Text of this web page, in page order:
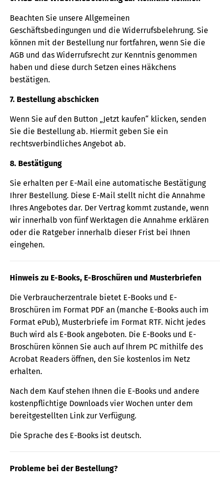
Beachten Sie unsere Allgemeinen
Geschäftsbedingungen und die Widerrufsbelehrung. Sie
können mit der Bestellung nur fortfahren, wenn Sie die
AGB und das Widerrufsrecht zur Kenntnis genommen
haben und diese durch Setzen eines Häkchens
bestätigen.
7. Bestellung abschicken
Wenn Sie auf den Button „Jetzt kaufen“ klicken, senden
Sie die Bestellung ab. Hiermit geben Sie ein
rechtsverbindliches Angebot ab.
8. Bestätigung
Sie erhalten per E-Mail eine automatische Bestätigung
Ihrer Bestellung. Diese E-Mail stellt nicht die Annahme
Ihres Angebotes dar. Der Vertrag kommt zustande, wenn
wir innerhalb von fünf Werktagen die Annahme erklären
oder die Ratgeber innerhalb dieser Frist bei Ihnen
eingehen.
Hinweis zu E-Books, E-Broschüren und Musterbriefen
Die Verbraucherzentrale bietet E-Books und E-
Broschüren im Format PDF an (manche E-Books auch im
Format ePub), Musterbriefe im Format RTF. Nicht jedes
Buch wird als E-Book angeboten. Die E-Books und E-
Broschüren können Sie auch auf Ihrem PC mithilfe des
Acrobat Readers öffnen, den Sie kostenlos im Netz
erhalten.
Nach dem Kauf stehen Ihnen die E-Books und andere
kostenpflichtige Downloads vier Wochen unter dem
bereitgestellten Link zur Verfügung.
Die Sprache des E-Books ist deutsch.
Probleme bei der Bestellung?